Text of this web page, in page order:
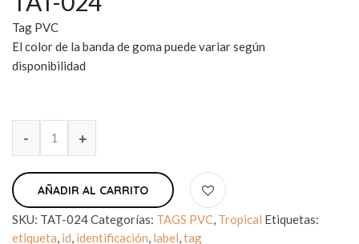
Tag PVC
El color de la banda de goma puede variar según
disponibilidad
AÑADIR AL CARRITO
SKU: TAT-024Categorías: TAGS PVC, Tropical Etiquetas:
etiqueta, id, identificación, label,tag